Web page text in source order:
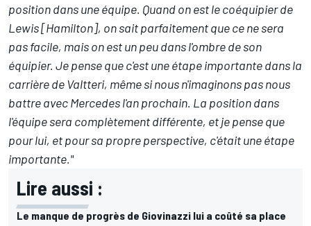
position dans une équipe. Quand on est le coéquipier de
Lewis [Hamilton], on sait parfaitement que ce ne sera
pas facile, mais on est un peu dans l'ombre de son
équipier. Je pense que c'est une étape importante dans la
carrière de Valtteri, même si nous n'imaginons pas nous
battre avec Mercedes l'an prochain. La position dans
l'équipe sera complètement différente, et je pense que
pour lui, et pour sa propre perspective, c'était une étape
importante."
Lire aussi :
Le manque de progrès de Giovinazzi lui a coûté sa place